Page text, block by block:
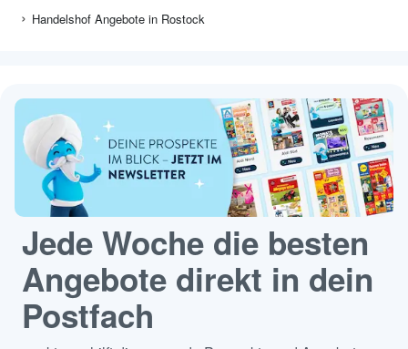
Handelshof Angebote in Rostock
Jede Woche die besten
Angebote direkt in dein
Postfach